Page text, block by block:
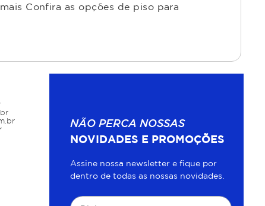
Confira as opções de piso para
NÃO PERCA NOSSAS
NOVIDADES E PROMOÇÕES
Assine nossa newsletter e fique por
dentro de todas as nossas novidades.